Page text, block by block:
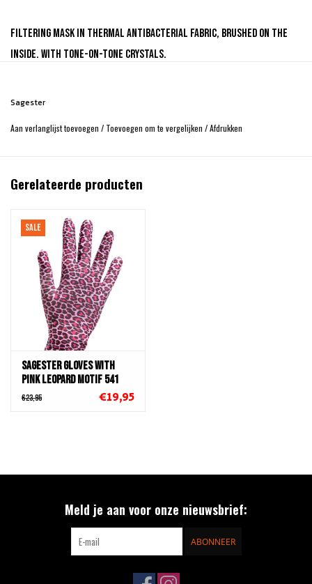
Filtering mask in thermal antibacterial fabric, brushed on the
inside. With tone-on-tone crystals.
XS = 3/6 years S = 7/12 years M = woman, girl
Sagester
Aan verlanglijst toevoegen / Toevoegen om te vergelijken /Afdrukken
Gerelateerde producten
SALE
Sagester Gloves with
Pink Leopard Motif 541
€23,95 €19,95
Meld je aan voor onze nieuwsbrief:
ABONNEER